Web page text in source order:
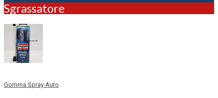
Sgrassatore
Gomma Spray Auto